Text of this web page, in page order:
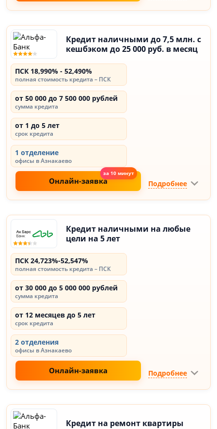
Кредит наличными до 7,5 млн. с
кешбэком до 25 000 руб. в месяц
ПСК 18,990% - 52,490%
полная стоимость кредита – ПСК
от 50 000 до 7 500 000 рублей
сумма кредита
от 1 до 5 лет
срок кредита
1 отделение
офисы в Азнакаево
Онлайн-заявка Подробнее
Кредит наличными на любые
цели на 5 лет
ПСК 24,723%-52,547%
полная стоимость кредита – ПСК
от 30 000 до 5 000 000 рублей
сумма кредита
от 12 месяцев до 5 лет
срок кредита
2 отделения
офисы в Азнакаево
Онлайн-заявка Подробнее
Кредит на ремонт квартиры